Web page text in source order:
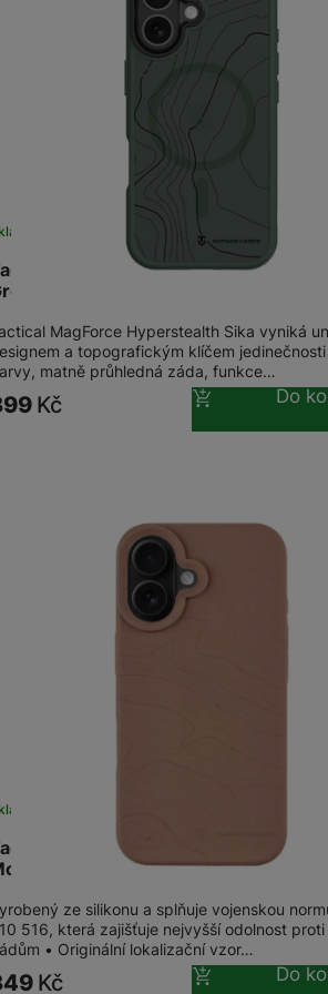
my nebo naši partneři, abychom
stránkách třetích stran.
MagForce Hypersteal. Sika
MagForce Hyperstealth Sika vyniká
a topografickým klíčem
matně průhledná záda, funkce…
Kč Do
MagForce Beaver iPhone 16,
ze silikonu a splňuje vojenskou
516, která zajišťuje nejvyšší odolnost proti
• Originální lokalizační vzor…
Kč Do